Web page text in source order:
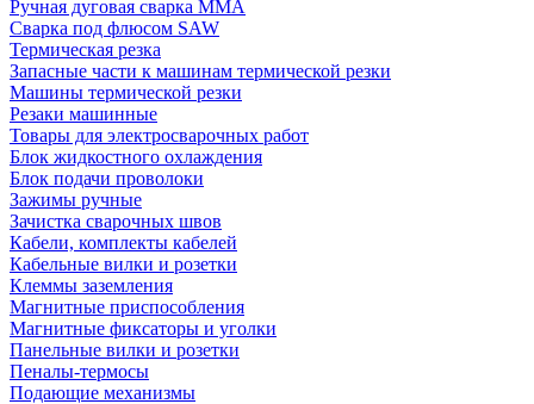
Ручная дуговая сварка MMA
Сварка под флюсом SAW
Термическая резка
Запасные части к машинам термической резки
Машины термической резки
Резаки машинные
Товары для электросварочных работ
Блок жидкостного охлаждения
Блок подачи проволоки
Зажимы ручные
Зачистка сварочных швов
Кабели, комплекты кабелей
Кабельные вилки и розетки
Клеммы заземления
Магнитные приспособления
Магнитные фиксаторы и уголки
Панельные вилки и розетки
Пеналы-термосы
Подающие механизмы